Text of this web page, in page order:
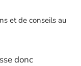
et de conseils au
donc